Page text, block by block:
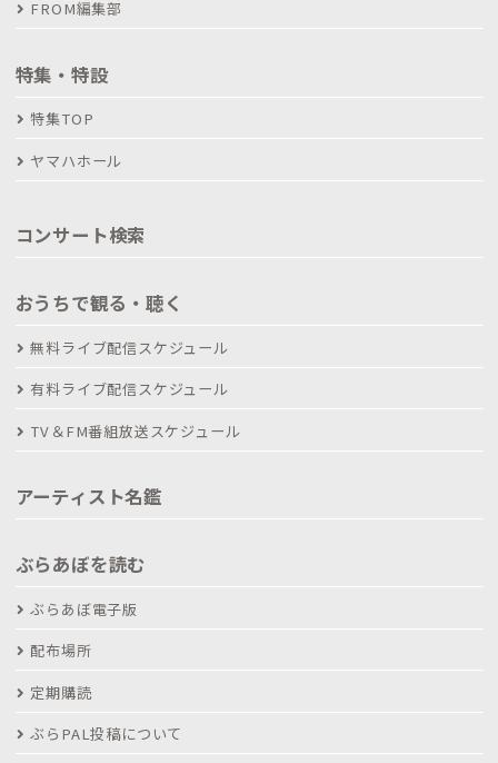
FROM編集部
特集・特設
特集TOP
ヤマハホール
コンサート検索
おうちで観る・聴く
無料ライブ配信スケジュール
有料ライブ配信スケジュール
TV＆FM番組放送スケジュール
アーティスト名鑑
ぶらあぼを読む
ぶらあぼ電子版
配布場所
定期購読
ぶらPAL投稿について